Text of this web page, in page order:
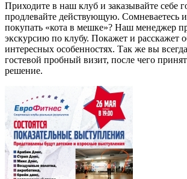
Приходите в наш клуб и заказывайте себе
продлевайте действующую. Сомневаетесь
покупать «кота в мешке»? Наш менеджер
экскурсию по клубу. Покажет и расскажет
интересных особенностях. Так же вы
гостевой пробный визит, после чего
решение.